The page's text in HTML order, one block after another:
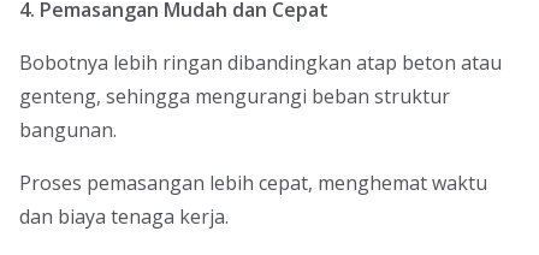
4. Pemasangan Mudah dan Cepat
Bobotnya lebih ringan dibandingkan atap beton atau
genteng, sehingga mengurangi beban struktur
bangunan.
Proses pemasangan lebih cepat, menghemat waktu
dan biaya tenaga kerja.